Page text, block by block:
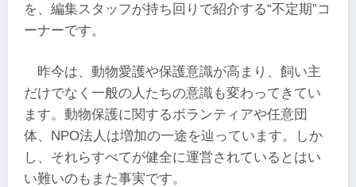
を、編集スタッフが持ち回りで紹介する“不定期”コ
ーナーです。
昨今は、動物愛護や保護意識が高まり、飼い主
だけでなく一般の人たちの意識も変わってきてい
ます。動物保護に関するボランティアや任意団
体、NPO法人は増加の一途を辿っています。しか
し、それらすべてが健全に運営されているとはい
い難いのもまた事実です。